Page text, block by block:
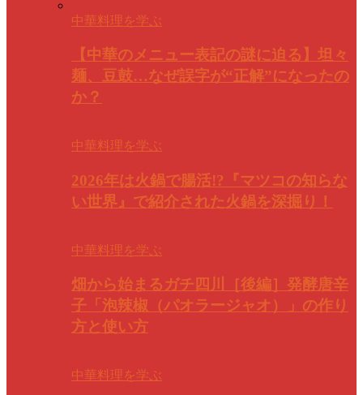
中華料理を学ぶ
【中華のメニュー表記の謎に迫る】坦々
麺、豆鼓…なぜ誤字が“正解”になったの
か？
中華料理を学ぶ
2026年は火鍋で腸活!?『マツコの知らな
い世界』で紹介された火鍋を深掘り！
中華料理を学ぶ
畑から始まるガチ四川［後編］発酵唐辛
子「泡辣椒（パオラージャオ）」の作り
方と使い方
中華料理を学ぶ